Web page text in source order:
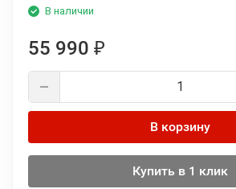
В наличии
55 990 ₽
В корзину
Купить в 1 клик